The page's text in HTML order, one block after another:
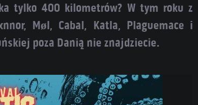
tylko 400 kilometrów? W tym roku z
Møl, Cabal, Katla, Plaguemace i
poza Danią nie znajdziecie.